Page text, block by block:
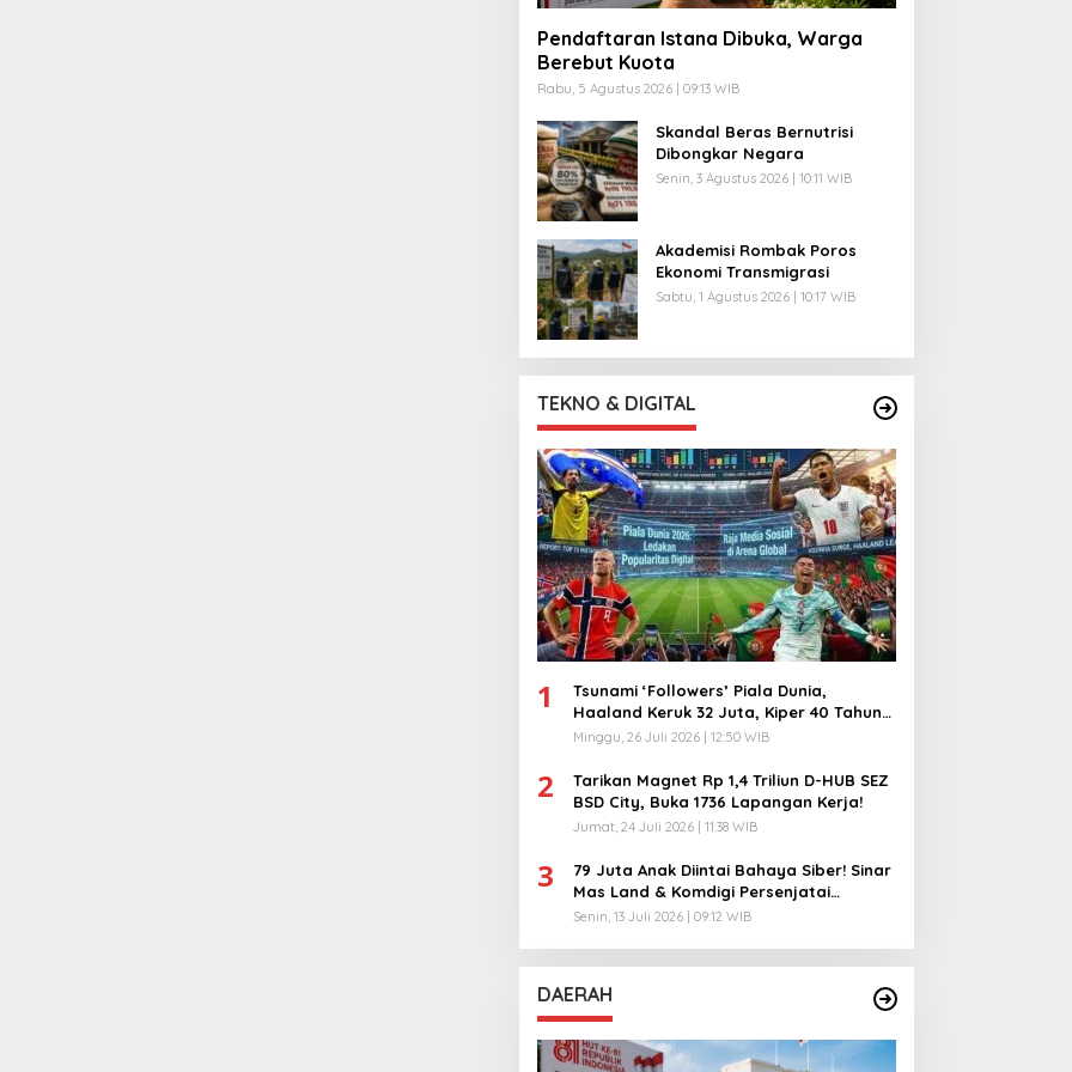
Pendaftaran Istana Dibuka, Warga
Berebut Kuota
Rabu, 5 Agustus 2026 | 09:13 WIB
Skandal Beras Bernutrisi
Dibongkar Negara
Senin, 3 Agustus 2026 | 10:11 WIB
Akademisi Rombak Poros
Ekonomi Transmigrasi
Sabtu, 1 Agustus 2026 | 10:17 WIB
TEKNO & DIGITAL
1
Tsunami ‘Followers’ Piala Dunia,
Haaland Keruk 32 Juta, Kiper 40 Tahun
Bikin Geger!
Minggu, 26 Juli 2026 | 12:50 WIB
2
Tarikan Magnet Rp 1,4 Triliun D-HUB SEZ
BSD City, Buka 1736 Lapangan Kerja!
Jumat, 24 Juli 2026 | 11:38 WIB
3
79 Juta Anak Diintai Bahaya Siber! Sinar
Mas Land & Komdigi Persenjatai
Ratusan Guru!
Senin, 13 Juli 2026 | 09:12 WIB
DAERAH